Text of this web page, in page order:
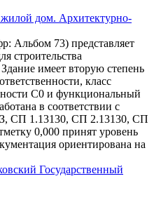
дом. Архитектурно-
Альбом 73) представляет
строительства
имеет вторую степень
класс
С0 и функциональный
в соответствии с
СП 1.13130, СП 2.13130, СП
0,000 принят уровень
ориентирована на
Государственный